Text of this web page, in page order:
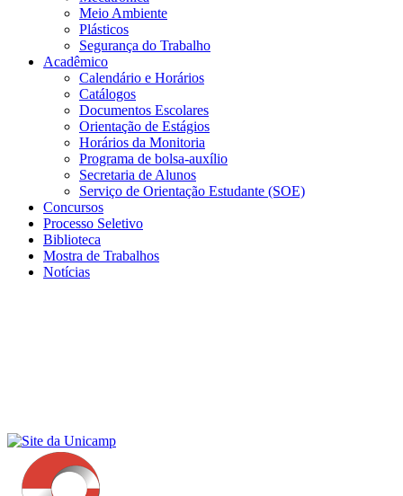
Meio Ambiente
Plásticos
Segurança do Trabalho
Acadêmico
Calendário e Horários
Catálogos
Documentos Escolares
Orientação de Estágios
Horários da Monitoria
Programa de bolsa-auxílio
Secretaria de Alunos
Serviço de Orientação Estudante (SOE)
Concursos
Processo Seletivo
Biblioteca
Mostra de Trabalhos
Notícias